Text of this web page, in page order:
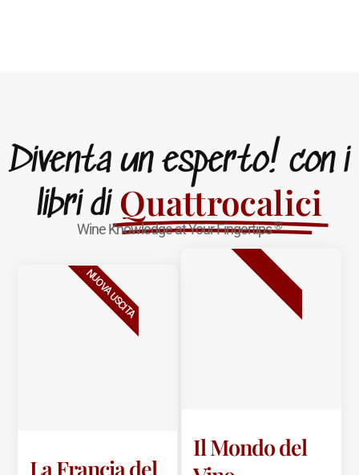
Diventa un esperto! con i
libri di Quattrocalici
Wine Knowledge at Your Fingertips®
La Francia del
NUOVA USCITA
Il Mondo del
BESTSELLER